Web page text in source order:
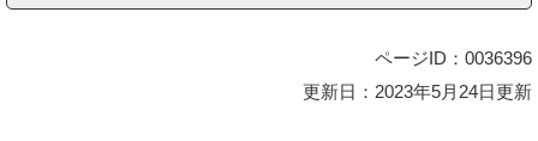
ページID：0036396
更新日：2023年5月24日更新